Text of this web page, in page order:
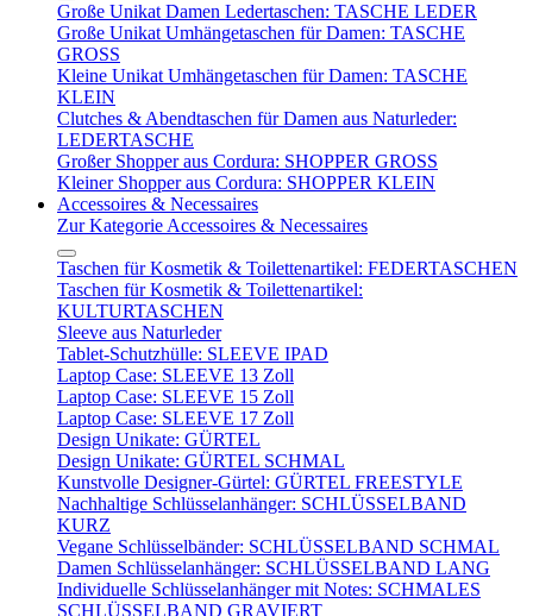
Große Unikat Damen Ledertaschen: TASCHE LEDER
Große Unikat Umhängetaschen für Damen: TASCHE
GROSS
Kleine Unikat Umhängetaschen für Damen: TASCHE
KLEIN
Clutches & Abendtaschen für Damen aus Naturleder:
LEDERTASCHE
Großer Shopper aus Cordura: SHOPPER GROSS
Kleiner Shopper aus Cordura: SHOPPER KLEIN
Accessoires & Necessaires
Zur Kategorie Accessoires & Necessaires
Taschen für Kosmetik & Toilettenartikel: FEDERTASCHEN
Taschen für Kosmetik & Toilettenartikel:
KULTURTASCHEN
Sleeve aus Naturleder
Tablet-Schutzhülle: SLEEVE IPAD
Laptop Case: SLEEVE 13 Zoll
Laptop Case: SLEEVE 15 Zoll
Laptop Case: SLEEVE 17 Zoll
Design Unikate: GÜRTEL
Design Unikate: GÜRTEL SCHMAL
Kunstvolle Designer-Gürtel: GÜRTEL FREESTYLE
Nachhaltige Schlüsselanhänger: SCHLÜSSELBAND
KURZ
Vegane Schlüsselbänder: SCHLÜSSELBAND SCHMAL
Damen Schlüsselanhänger: SCHLÜSSELBAND LANG
Individuelle Schlüsselanhänger mit Notes: SCHMALES
SCHLÜSSELBAND GRAVIERT